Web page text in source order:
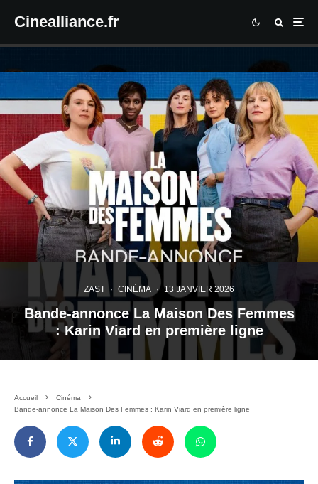
Cinealliance.fr
ZAST · CINÉMA · 13 JANVIER 2026
Bande-annonce La Maison Des Femmes
: Karin Viard en première ligne
Accueil
Cinéma
Bande-annonce La Maison Des Femmes : Karin Viard en première ligne